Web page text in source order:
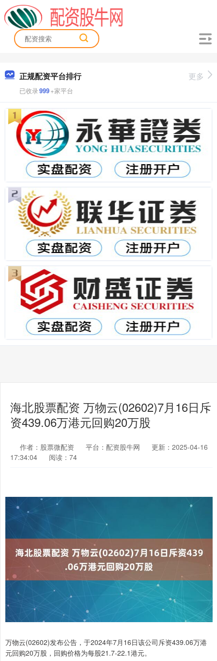
正规配资平台排行
已收录999+家平台
更多
海北股票配资 万物云(02602)7月16日斥
资439.06万港元回购20万股
作者：股票微配资 平台：配资股牛网
更新：2025-04-16
17:34:04
阅读：74
万物云(02602)发布公告，于2024年7月16日该公司斥资439.06万港
元回购20万股，回购价格为每股21.7-22.1港元。